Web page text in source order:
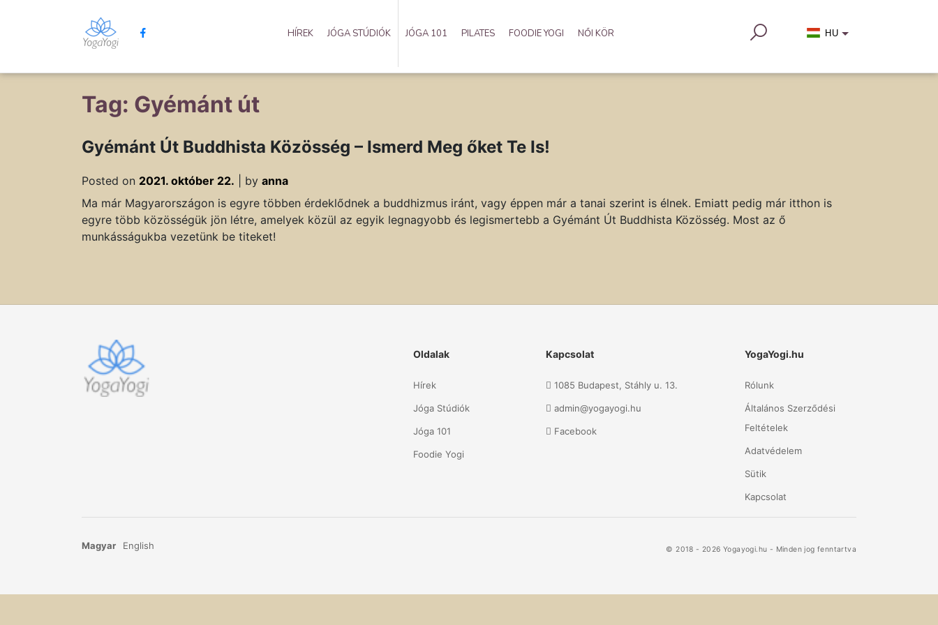
HU
HÍREK JÓGA STÚDIÓK JÓGA 101 PILATES FOODIE YOGI NŐI KÖR
Tag: Gyémánt út
Gyémánt Út Buddhista Közösség – Ismerd Meg őket Te Is!
Posted on 2021. október 22. by anna
Ma már Magyarországon is egyre többen érdeklődnek a buddhizmus iránt, vagy éppen már a tanai szerint is élnek. Emiatt pedig már itthon is
egyre több közösségük jön létre, amelyek közül az egyik legnagyobb és legismertebb a Gyémánt Út Buddhista Közösség. Most az ő
munkásságukba vezetünk be titeket!
Oldalak
Hírek
Jóga Stúdiók
Jóga 101
Foodie Yogi
Kapcsolat
1085 Budapest, Stáhly u. 13.
admin@yogayogi.hu
Facebook
YogaYogi.hu
Rólunk
Általános Szerződési
Feltételek
Adatvédelem
Sütik
Kapcsolat
Magyar English © 2018 - 2026 Yogayogi.hu - Minden jog fenntartva